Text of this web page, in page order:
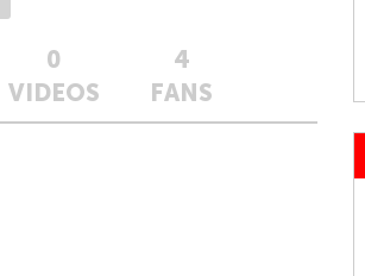
0
VIDEOS
4
FANS